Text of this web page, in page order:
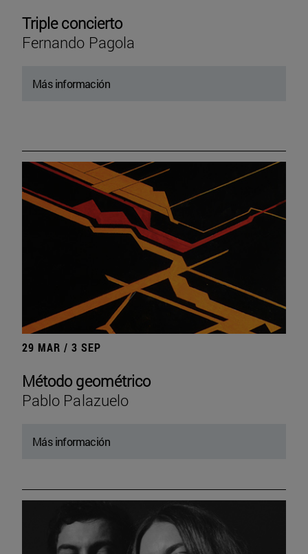
Triple concierto
Fernando Pagola
Más información
29 MAR / 3 SEP
Método geométrico
Pablo Palazuelo
Más información